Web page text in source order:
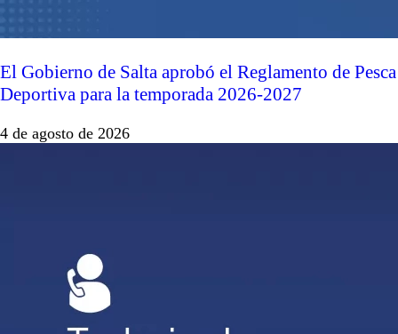
El Gobierno de Salta aprobó el Reglamento de Pesca
Deportiva para la temporada 2026-2027
4 de agosto de 2026